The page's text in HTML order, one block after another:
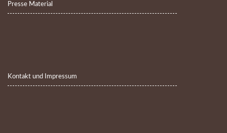
Presse Material
Kontakt und Impressum